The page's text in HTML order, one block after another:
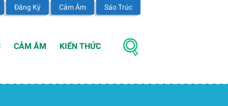
Đăng Ký Cảm Âm Sáo Trúc
CẢM ÂM KIẾN THỨC